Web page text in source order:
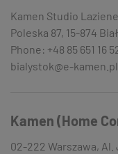
Kamen Studio
Poleska 87, 15-874
Phone: +48 85 651 16
bialystok@e-kamen.pl
Kamen (Home
02-222 Warszawa,